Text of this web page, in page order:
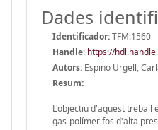
Dades
Identificador:TFM:1560
Handle: https://
Autors: Espino Urgell,
Resum:
L'objectiu d'aquest treball
gas-polímer fos d'alta